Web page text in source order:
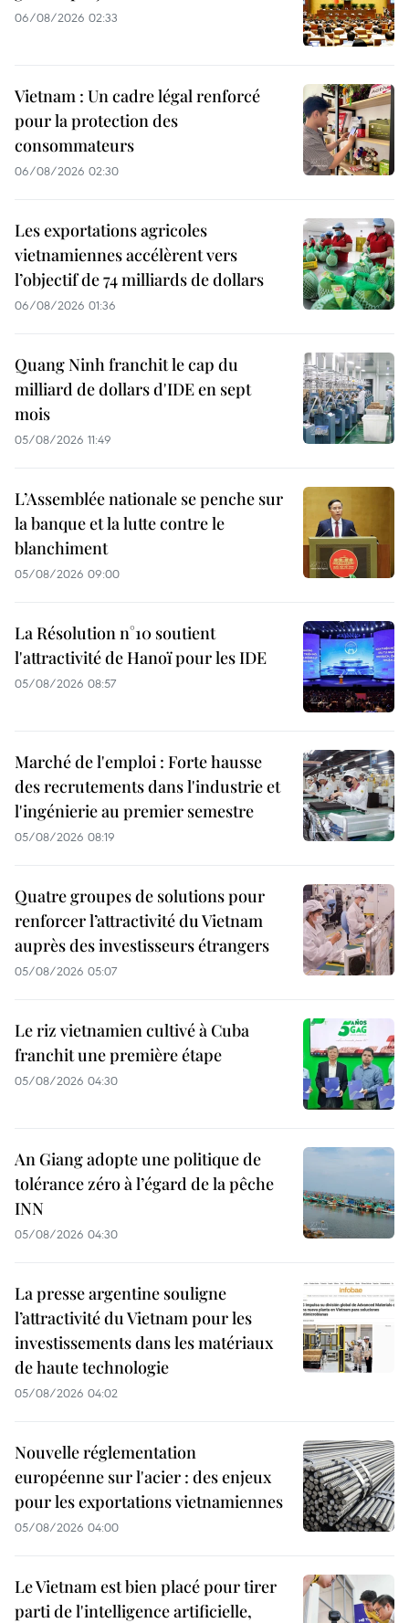
06/08/2026 02:33
Vietnam : Un cadre légal renforcé
pour la protection des
consommateurs
06/08/2026 02:30
Les exportations agricoles
vietnamiennes accélèrent vers
l’objectif de 74 milliards de dollars
06/08/2026 01:36
Quang Ninh franchit le cap du
milliard de dollars d'IDE en sept
mois
05/08/2026 11:49
L’Assemblée nationale se penche sur
la banque et la lutte contre le
blanchiment
05/08/2026 09:00
La Résolution n°10 soutient
l'attractivité de Hanoï pour les IDE
05/08/2026 08:57
Marché de l'emploi : Forte hausse
des recrutements dans l'industrie et
l'ingénierie au premier semestre
05/08/2026 08:19
Quatre groupes de solutions pour
renforcer l’attractivité du Vietnam
auprès des investisseurs étrangers
05/08/2026 05:07
Le riz vietnamien cultivé à Cuba
franchit une première étape
05/08/2026 04:30
An Giang adopte une politique de
tolérance zéro à l’égard de la pêche
INN
05/08/2026 04:30
La presse argentine souligne
l’attractivité du Vietnam pour les
investissements dans les matériaux
de haute technologie
05/08/2026 04:02
Nouvelle réglementation
européenne sur l'acier : des enjeux
pour les exportations vietnamiennes
05/08/2026 04:00
Le Vietnam est bien placé pour tirer
parti de l'intelligence artificielle,